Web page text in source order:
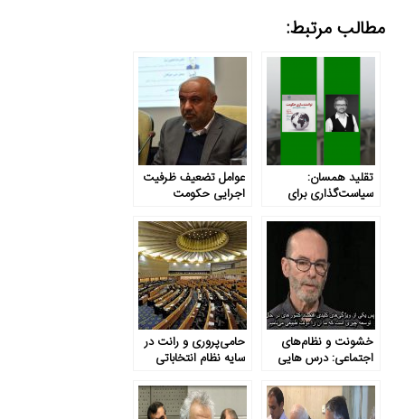
مطالب مرتبط:
تقلید همسان:
سیاست‌گذاری برای
عوامل تضعیف ظرفیت
اجرایی حکومت
خشونت و نظام‌های
اجتماعی: درس هایی
حامی‌پروری و رانت در
سایه نظام انتخاباتی